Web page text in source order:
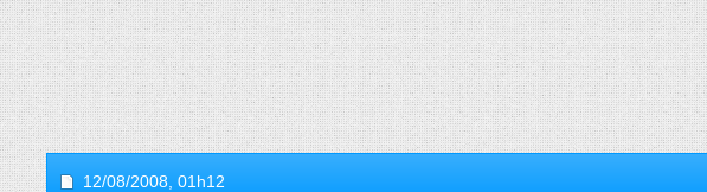
12/08/2008, 01h12